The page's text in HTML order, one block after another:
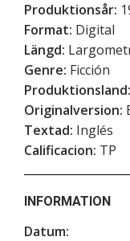
Produktionsår:
Format: Digital
Längd:
Genre: Ficción
Produktionsland:
Originalversion:
Textad: Inglés
Calificacion: TP
INFORMATION
Datum: